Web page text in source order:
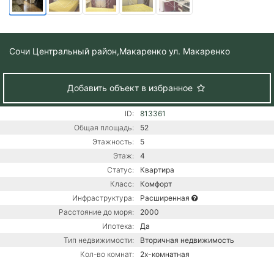
Сочи Центральный район,Макаренко ул. Макаренко
Добавить объект в избранное
ID:
813361
Общая площадь:
52
Этажность:
5
Этаж:
4
Статус:
Квартира
Класс:
Комфорт
Инфраструктура:
Расширенная
Расстояние до моря:
2000
Ипотека:
Да
Тип недвижимости:
Вторичная недвижимость
Кол-во комнат:
2х-комнатная